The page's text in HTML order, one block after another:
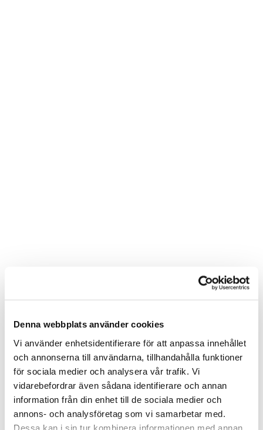
Denna webbplats använder cookies
Vi använder enhetsidentifierare för att anpassa innehållet
och annonserna till användarna, tillhandahålla funktioner
för sociala medier och analysera vår trafik. Vi
vidarebefordrar även sådana identifierare och annan
information från din enhet till de sociala medier och
annons- och analysföretag som vi samarbetar med.
Dessa kan i sin tur kombinera informationen med annan